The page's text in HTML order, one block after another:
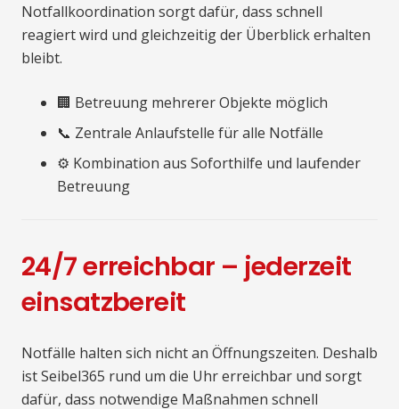
Notfallkoordination sorgt dafür, dass schnell
reagiert wird und gleichzeitig der Überblick erhalten
bleibt.
🏢 Betreuung mehrerer Objekte möglich
📞 Zentrale Anlaufstelle für alle Notfälle
⚙️ Kombination aus Soforthilfe und laufender
Betreuung
24/7 erreichbar – jederzeit
einsatzbereit
Notfälle halten sich nicht an Öffnungszeiten. Deshalb
ist Seibel365 rund um die Uhr erreichbar und sorgt
dafür, dass notwendige Maßnahmen schnell